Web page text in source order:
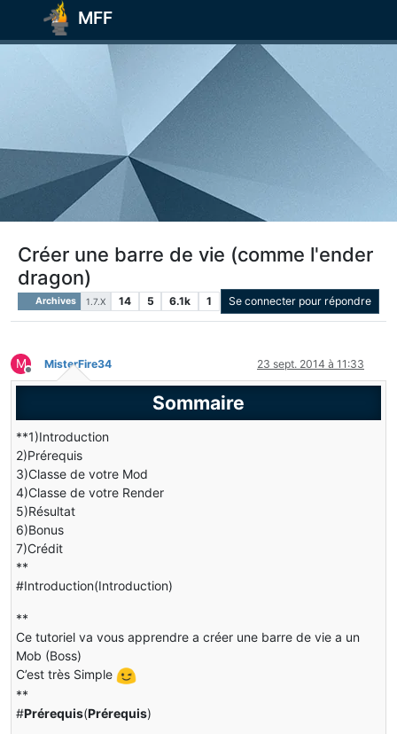
MFF
Créer une barre de vie (comme l'ender
dragon)
Archives 1.7.X 14 5 6.1k 1 Se connecter pour répondre
M
Hors-ligne
MisterFire34 23 sept. 2014 à 11:33
Sommaire
**1)Introduction
2)Prérequis
3)Classe de votre Mod
4)Classe de votre Render
5)Résultat
6)Bonus
7)Crédit
**
#Introduction(Introduction)
**
Ce tutoriel va vous apprendre a créer une barre de vie a un
Mob (Boss)
C’est très Simple
**
#Prérequis(Prérequis)